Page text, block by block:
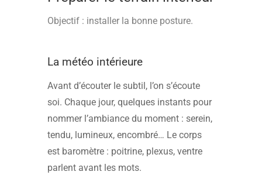
Objectif : installer la bonne posture.
La météo intérieure
Avant d’écouter le subtil, l’on s’écoute
soi. Chaque jour, quelques instants pour
nommer l’ambiance du moment : serein,
tendu, lumineux, encombré… Le corps
est baromètre : poitrine, plexus, ventre
parlent avant les mots.